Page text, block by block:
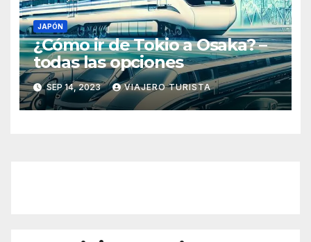
JAPÓN
¿Cómo ir de Tokio a Osaka? –
todas las opciones
SEP 14, 2023 VIAJERO TURISTA